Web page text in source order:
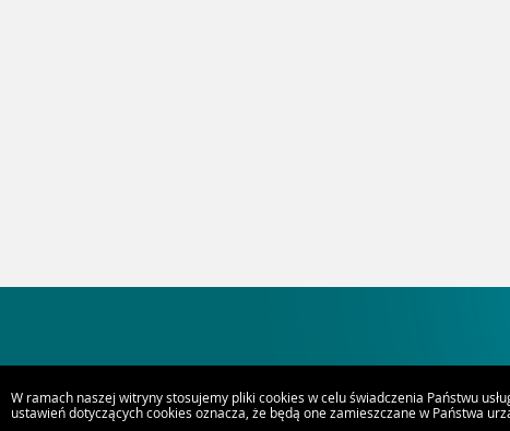
W ramach naszej witryny stosujemy pliki cookies w celu świadczenia Państwu
ustawień dotyczących cookies oznacza, że będą one zamieszczane w Państwa